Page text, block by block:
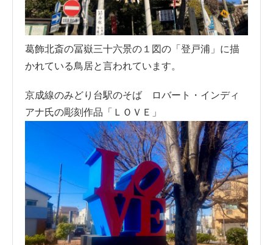
葛飾北斎の冨嶽三十六景の１図の「登戸浦」に描
かれている鳥居と言われています。
京成線のみどり台駅のそば ロバート・インディ
アナ氏の彫刻作品「ＬＯＶＥ」